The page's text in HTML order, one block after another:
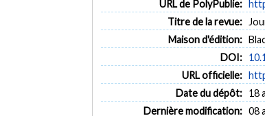
URL de PolyPublie:
Titre de la revue:
Maison d'édition:
DOI:
URL officielle:
Date du dépôt: 18
Dernière modification: 08